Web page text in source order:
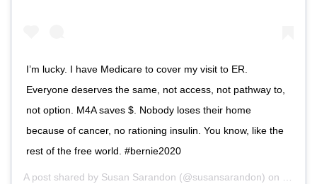
I’m lucky. I have Medicare to cover my visit to ER.
Everyone deserves the same, not access, not pathway to,
not option. M4A saves $. Nobody loses their home
because of cancer, no rationing insulin. You know, like the
rest of the free world. #bernie2020
A post shared by Susan Sarandon (@susansarandon) on